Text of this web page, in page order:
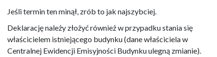
Jeśli termin ten minął, zrób to jak najszybciej.
Deklarację należy złożyć również w przypadku stania się
właścicielem istniejącego budynku (dane właściciela w
Centralnej Ewidencji Emisyjności Budynku ulegną zmianie).